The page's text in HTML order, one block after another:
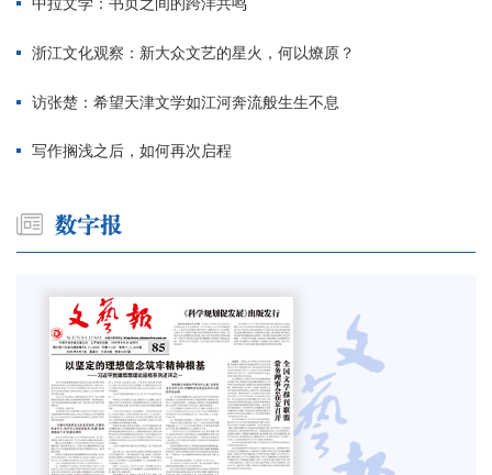
浙江文化观察：新大众文艺的星火，何以燎原？
访张楚：希望天津文学如江河奔流般生生不息
写作搁浅之后，如何再次启程